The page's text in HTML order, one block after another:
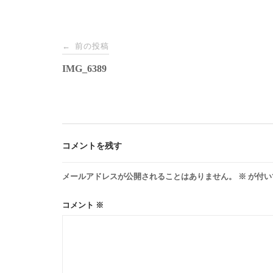
投
稿
ゲ
ー
← 前の投稿
IMG_6389
コメントを残す
メールアドレスが公開されることはありません。 ※ が付
コメント ※